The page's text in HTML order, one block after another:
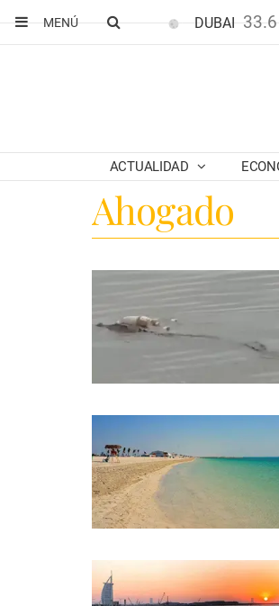
MENÚ
DUBAI 33.6
ACTUALIDAD
Ahogado